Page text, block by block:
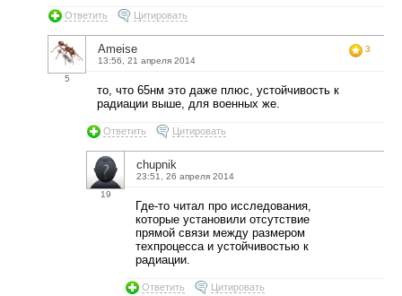
Ответить Цитировать
5
Ameise
13:56, 21 апреля 2014
3
то, что 65нм это даже плюс, устойчивость к
радиации выше, для военных же.
Ответить Цитировать
19
chupnik
23:51, 26 апреля 2014
Где-то читал про исследования,
которые установили отсутствие
прямой связи между размером
техпроцесса и устойчивостью к
радиации.
Ответить Цитировать